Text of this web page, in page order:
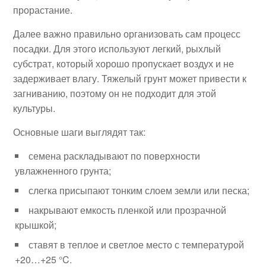
прорастание.
Далее важно правильно организовать сам процесс
посадки. Для этого используют легкий, рыхлый
субстрат, который хорошо пропускает воздух и не
задерживает влагу. Тяжелый грунт может привести к
загниванию, поэтому он не подходит для этой
культуры.
Основные шаги выглядят так:
семена раскладывают по поверхности
увлажненного грунта;
слегка присыпают тонким слоем земли или песка;
накрывают емкость пленкой или прозрачной
крышкой;
ставят в теплое и светлое место с температурой
+20…+25 °C.